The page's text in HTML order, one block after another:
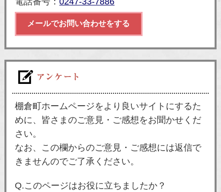
メールでお問い合わせをする
棚倉町ホームページをより良いサイトにするた
めに、皆さまのご意見・ご感想をお聞かせくだ
さい。
なお、この欄からのご意見・ご感想には返信で
きませんのでご了承ください。
Q.このページはお役に立ちましたか？